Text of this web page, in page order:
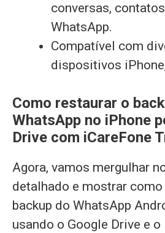
conversas,
WhatsApp.
Compatível com
dispositivos
Como restaurar o
WhatsApp no iPhone
Drive com iCareFone
Agora, vamos mergulhar
detalhado e mostrar
backup do WhatsApp
usando o Google Drive e o